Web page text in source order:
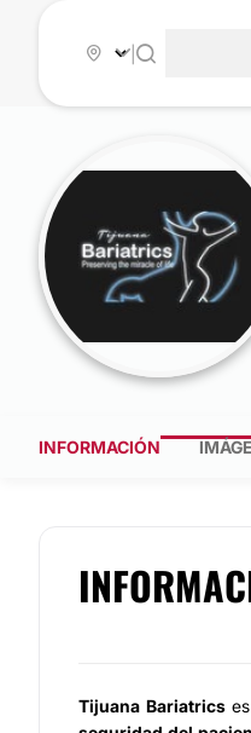
INFORMACIÓN
Tijuana Bariatricses